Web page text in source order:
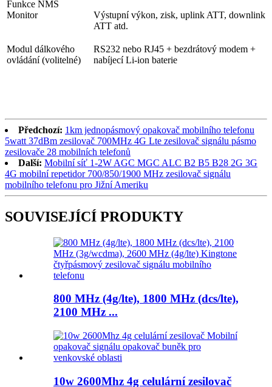
Funkce NMS
Monitor
Výstupní výkon, zisk, uplink ATT, downlink
ATT atd.
Modul dálkového
ovládání (volitelné)
RS232 nebo RJ45 + bezdrátový modem +
nabíjecí Li-ion baterie
Předchozí: 1km jednopásmový opakovač mobilního telefonu
5watt 37dBm zesilovač 700MHz 4G Lte zesilovač signálu pásmo
zesilovače 28 mobilních telefonů
Další: Mobilní síť 1-2W AGC MGC ALC B2 B5 B28 2G 3G
4G mobilní repetidor 700/850/1900 MHz zesilovač signálu
mobilního telefonu pro Jižní Ameriku
SOUVISEJÍCÍ PRODUKTY
800 MHz (4g/lte), 1800 MHz (dcs/lte),
2100 MHz ...
10w 2600Mhz 4g celulární zesilovač